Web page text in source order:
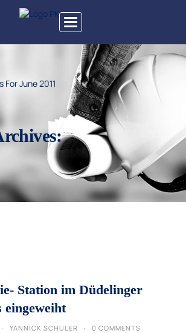
Toggle
navigation
For June 2011
Station im Düdelinger
eingeweiht
YANNICK SCHULER 0 COMMENTS